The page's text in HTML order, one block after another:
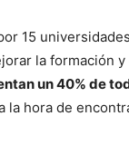
15
la formación
un 40% de
la hora de